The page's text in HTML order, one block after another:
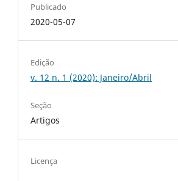
Publicado
2020-05-07
Edição
v. 12 n. 1 (2020): Janeiro/Abril
Seção
Artigos
Licença